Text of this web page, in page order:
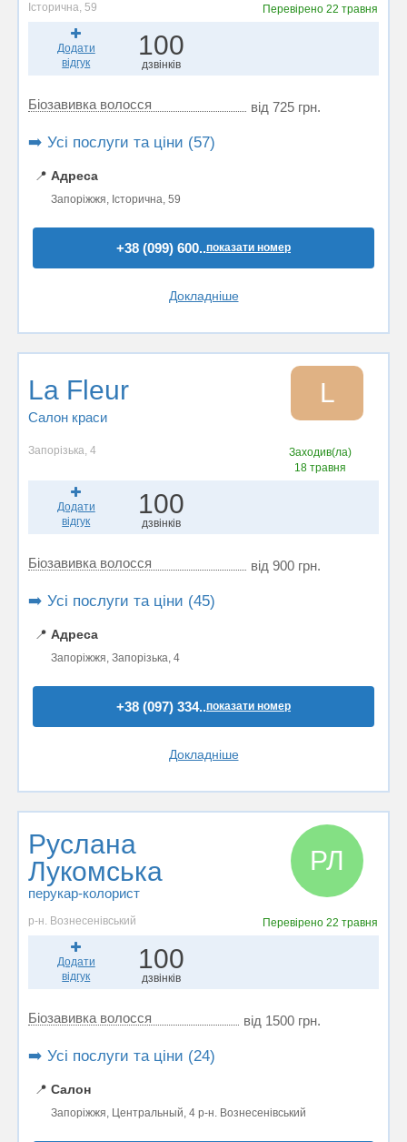
Історична, 59 Перевірено22 травня
Додати
відгук
100
дзвінків
Біозавивка волосся від 725 грн.
➡️ Усі послуги та ціни (57)
📍 Адреса
Запоріжжя, Історична, 59
+38 (099) 600..показати номер
Докладніше
La Fleur
Салон краси
L
Запорізька, 4
Заходив(ла)
18 травня
Додати
відгук
100
дзвінків
Біозавивка волосся від 900 грн.
➡️ Усі послуги та ціни (45)
📍 Адреса
Запоріжжя, Запорізька, 4
+38 (097) 334..показати номер
Докладніше
Руслана
Лукомська
перукар-колорист
РЛ
р-н. Вознесенівський Перевірено22 травня
Додати
відгук
100
дзвінків
Біозавивка волосся від 1500 грн.
➡️ Усі послуги та ціни (24)
📍 Салон
Запоріжжя, Центральный, 4 р-н. Вознесенівський